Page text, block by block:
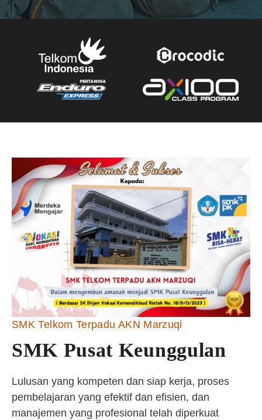
SMK Telkom Terpadu AKN Marzuqi
SMK Pusat Keunggulan
Lulusan yang kompeten dan siap kerja, proses
pembelajaran yang efektif dan efisien, dan
manajemen yang profesional telah diperkuat